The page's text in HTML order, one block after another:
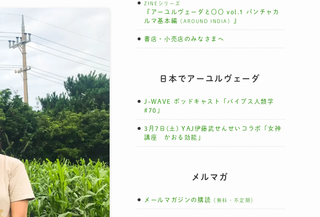
ZINEシリーズ
『アーユルヴェーダと〇〇 vol.1 パンチャカ
ルマ基本編
（AROUND INDIA） 』
書店・小売店のみなさまへ
日本でアーユルヴェーダ
J-WAVE ポッドキャスト「バイブス人類学
#70」
3月7日(土) YAJ伊藤武せんせいコラボ「女神
講座 かおる効能」
メルマガ
メールマガジンの購読 （無料・不定期）